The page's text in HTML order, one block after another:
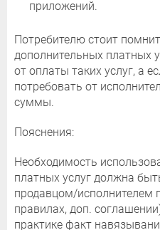
приложений.
Потребителю стоит
дополнительных платных
от оплаты таких услуг, а
потребовать от
суммы.
Пояснения:
Необходимость
платных услуг должна
продавцом/исполнителем
правилах, доп.
практике факт